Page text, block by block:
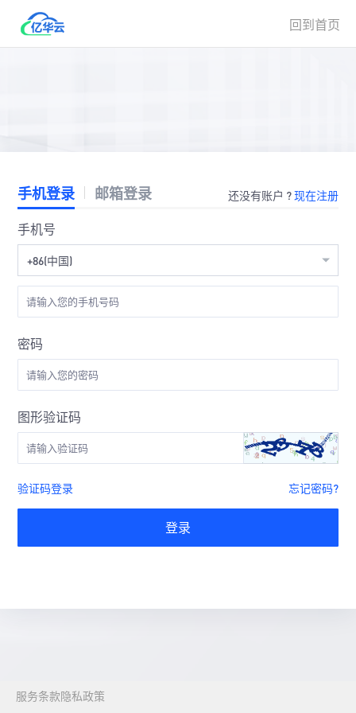
回到首页
手机登录 邮箱登录 还没有账户 ?现在注册
手机号
+86(中国)
密码
图形验证码
验证码登录 忘记密码?
登录
服务条款 隐私政策